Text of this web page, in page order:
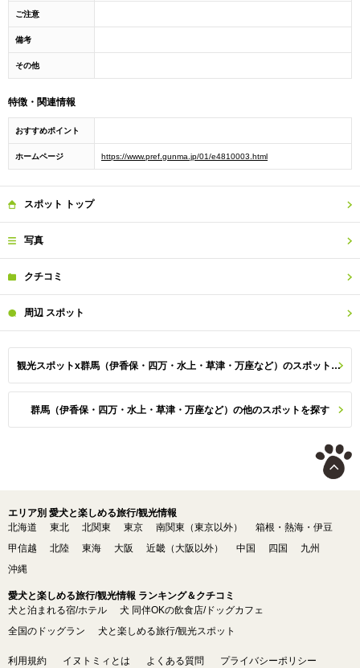
ご注意
備考
その他
特徴・関連情報
おすすめポイント
ホームページ https://www.pref.gunma.jp/01/e4810003.html
スポット トップ
写真
クチコミ
周辺 スポット
観光スポットx群馬（伊香保・四万・水上・草津・万座など）のスポット一覧
群馬（伊香保・四万・水上・草津・万座など）の他のスポットを探す
エリア別 愛犬と楽しめる旅行/観光情報
北海道
東北 北関東 東京 南関東（東京以外）
箱根・熱海・伊豆
甲信越
北陸 東海 大阪 近畿（大阪以外） 中国 四国
九州
沖縄
愛犬と楽しめる旅行/観光情報 ランキング＆クチコミ
犬と泊まれる宿/ホテル
犬 同伴OKの飲食店/ドッグカフェ
全国のドッグラン
犬と楽しめる旅行/観光スポット
利用規約 イヌトミィとは よくある質問 プライバシーポリシー